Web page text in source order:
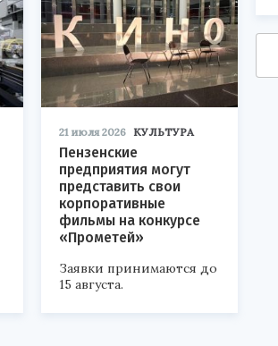
21 июля 2026 КУЛЬТУРА
Пензенские
предприятия могут
представить свои
корпоративные
фильмы на конкурсе
«Прометей»
Заявки принимаются до
15 августа.